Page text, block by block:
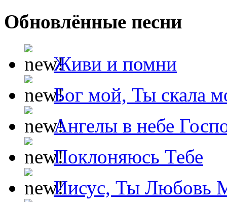
Обновлённые песни
Живи и помни
Бог мой, Ты скала
Ангелы в небе
Поклоняюсь Тебе
Иисус, Ты Любовь